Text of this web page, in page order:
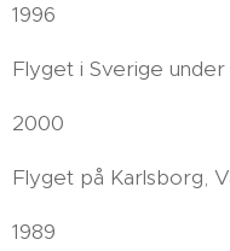
1996
Flyget i Sverige
2000
Flyget på Karlsborg,
1989